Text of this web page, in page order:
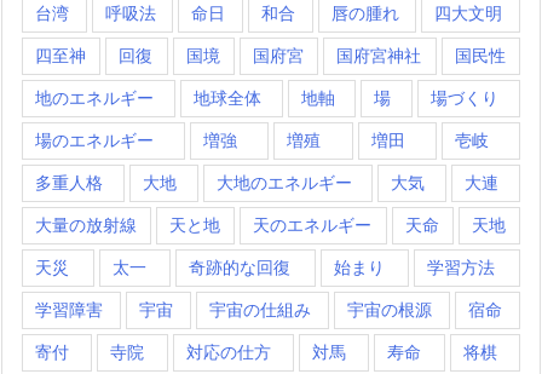
台湾 呼吸法 命日 和合 唇の腫れ 四大文明
四至神 回復 国境 国府宮 国府宮神社 国民性
地のエネルギー 地球全体 地軸 場 場づくり
場のエネルギー 増強 増殖 増田 壱岐
多重人格 大地 大地のエネルギー 大気 大連
大量の放射線 天と地 天のエネルギー 天命 天地
天災 太一 奇跡的な回復 始まり 学習方法
学習障害 宇宙 宇宙の仕組み 宇宙の根源 宿命
寄付 寺院 対応の仕方 対馬 寿命 将棋